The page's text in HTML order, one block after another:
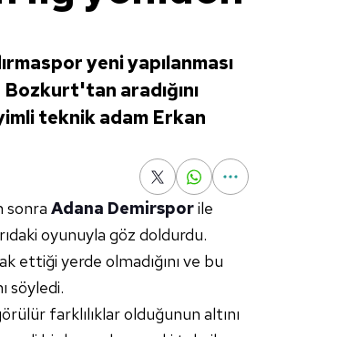
yeni yapılanması
aradığını
teknik adam Erkan
sonra Adana Demirsporile
oyunuyla göz doldurdu.
ettiği yerde olmadığını ve bu
söyledi.
farklılıklar olduğunun altını